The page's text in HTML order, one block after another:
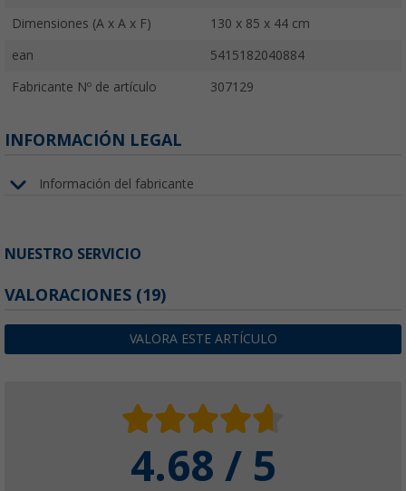
Dimensiones (A x A x F) 130 x 85 x 44 cm
ean 5415182040884
Fabricante Nº de artículo 307129
INFORMACIÓN LEGAL
Información del fabricante
NUESTRO SERVICIO
VALORACIONES (19)
VALORA ESTE ARTÍCULO
4.68 / 5